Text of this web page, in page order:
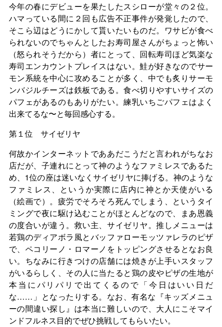
今年の春にデビューを果たしたスシローが堂々の２位。
ハマっている間に２回も広告不正事件が発覚したので、
そこら辺はどうにかして貰いたいものだ。ワサビが食べ
られないのでちゃんとしたお寿司屋さんがちょっと怖い
（怒られそうだから）者にとって、回転寿司ほど気楽な
寿司エンカウントプレイスはない。鮭が好きなのでサー
モン系統を中心に攻めることが多く、中でも炙りサーモ
ンバジルチーズは鉄板である。食べ切りやすいサイズの
パフェがあるのもありがたい。練乳いちごパフェはよく
出来てるな〜と毎回感心する。
第１位 サイゼリヤ
何故かインターネットでああだこうだと言われがちなお
店だが、子連れにとって神のようなファミレスであるた
め、1位の座は迷いなくサイゼリヤに捧げる。神のような
ファミレス、というか実際に店内に神とか天使がいる
（絵画で）。疲労でそろそろ死んでしまう、というタイ
ミングで夜に駆け込むことがほとんどなので、まあ恩義
の度合いが違う。救い主、サイゼリヤ。推しメニューは
若鶏のディアボラ風とバッファローモッツァレラのピザ
で、ペコリーノ・ロマーノをトッピングさせるとなお良
い。ちなみに行きつけの店舗には焼きが上手いスタッフ
がいるらしく、その人に当たると鶏の皮やピザの生地が
本当にパリパリで出てくるので「今日はいい日だ
な……」となったりする。なお、有名な『キッズメニュ
ーの間違い探し』は本当に難しいので、大人にこそマイ
ンドフルネス目的でぜひ挑戦してもらいたい。